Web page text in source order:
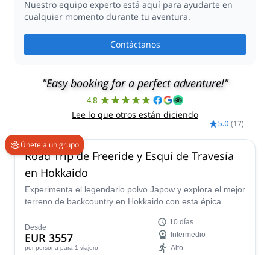
Nuestro equipo experto está aquí para ayudarte en
cualquier momento durante tu aventura.
Contáctanos
"Easy booking for a perfect adventure!"
4.8
Lee lo que otros están diciendo
Únete a un grupo
5.0 (17)
Road Trip de Freeride y Esquí de Travesía
en Hokkaido
Experimenta el legendario polvo Japow y explora el mejor
terreno de backcountry en Hokkaido con esta épica
Prepárate para descubrir la naturaleza prístina de
Hokkaido, aventurándote más allá de los límites de los
resorts y hacia campos de polvo intactos.
Desde
EUR 3557
por persona para 1 viajero
10 días
Intermedio
Alto